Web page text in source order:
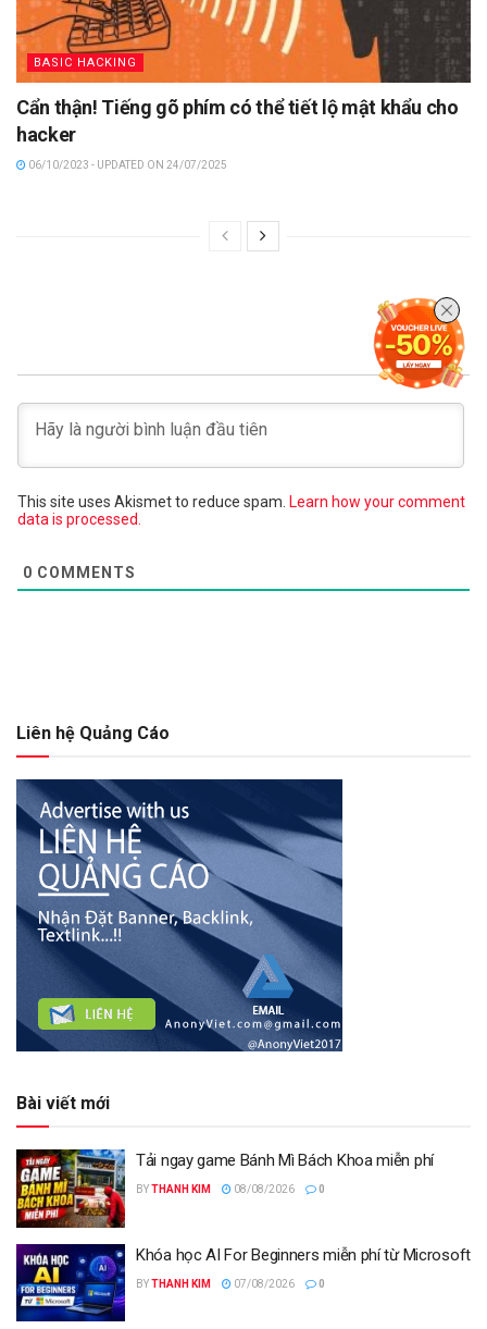
BASIC HACKING
Cẩn thận! Tiếng gõ phím có thể tiết lộ mật khẩu cho
hacker
06/10/2023 - UPDATED ON 24/07/2025
This site uses Akismet to reduce spam. Learn how your comment
data is processed.
0 COMMENTS
Liên hệ Quảng Cáo
Bài viết mới
Tải ngay game Bánh Mì Bách Khoa miễn phí
BYTHANH KIM 08/08/2026 0
Khóa học AI For Beginners miễn phí từ Microsoft
BYTHANH KIM 07/08/2026 0